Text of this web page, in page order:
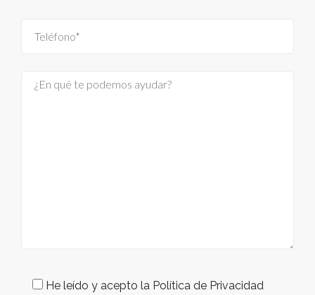
He leído y acepto la Política de Privacidad